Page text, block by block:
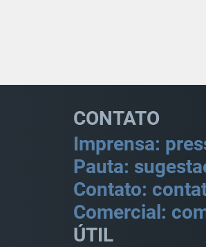
CONTATO
Imprensa:
Pauta:
Contato:
Comercial:
ÚTIL